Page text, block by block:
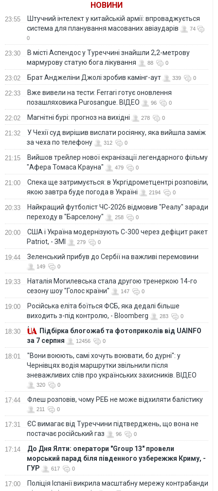
НОВИНИ
23:55
Штучний інтелект у китайській армії: впроваджується
система для планування масованих авіаударів
74
0
23:30
В місті Аспендос у Туреччині знайшли 2,2-метрову
мармурову статую бога лікування
88 0
23:02 Брат Анджеліни Джолі зробив камінг-аут 339 0
22:33
Вже вивели на тести: Ferrari готує оновлення
позашляховика Purosangue. ВІДЕО
96 0
22:02 Магнітні бурі: прогноз на вихідні 278 0
21:32
У Чехії суд вирішив вислати росіянку, яка вийшла заміж
за чеха по телефону
312 0
21:15
Вийшов трейлер нової екранізації легендарного фільму
"Афера Томаса Крауна"
479 0
21:00
Спека ще затримується: в Укргідрометцентрі розповіли,
якою завтра буде погода в Україні
2194 0
20:33
Найкращий футболіст ЧС-2026 відмовив "Реалу" заради
переходу в "Барселону"
258 0
20:00
США і Україна модернізують С-300 через дефіцит ракет
Patriot, - ЗМІ
279 0
19:44 Зеленський прибув до Сербії на важливі перемовини
149 0
19:33
Наталія Могилевська стала другою тренеркою 14-го
сезону шоу "Голос країни"
147 0
19:00
Російська еліта боїться ФСБ, яка дедалі більше
виходить з-під контролю, - Bloomberg
283 0
18:30
Підбірка блогожаб та фотоприколів від UAINFO
за 7 серпня
12456 0
18:01
"Вони воюють, самі хочуть воювати, бо дурні": у
Чернівцях водія маршрутки звільнили після
зневажливих слів про українських захисників. ВІДЕО
320 0
17:44 Флеш розповів, чому РЕБ не може відхиляти балістику
211 0
17:31
ЄС вимагає від Туреччини підтверджень, що вона не
постачає російський газ
96 0
17:14
До Дня Ялти: оператори "Group 13" провели
морський парад біля південного узбережжя Криму, -
ГУР
617 0
17:00
Поліція Іспанії викрила масштабну мережу контрабанди